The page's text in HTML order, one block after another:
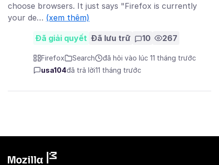
choose browsers. It just says "Firefox is currently
your de… (xem thêm)
Đã giải quyết Đã lưu trữ 10 267
Firefox Search
đã hỏi vào lúc 11 tháng trước
usa104đã trả lời11 tháng trước